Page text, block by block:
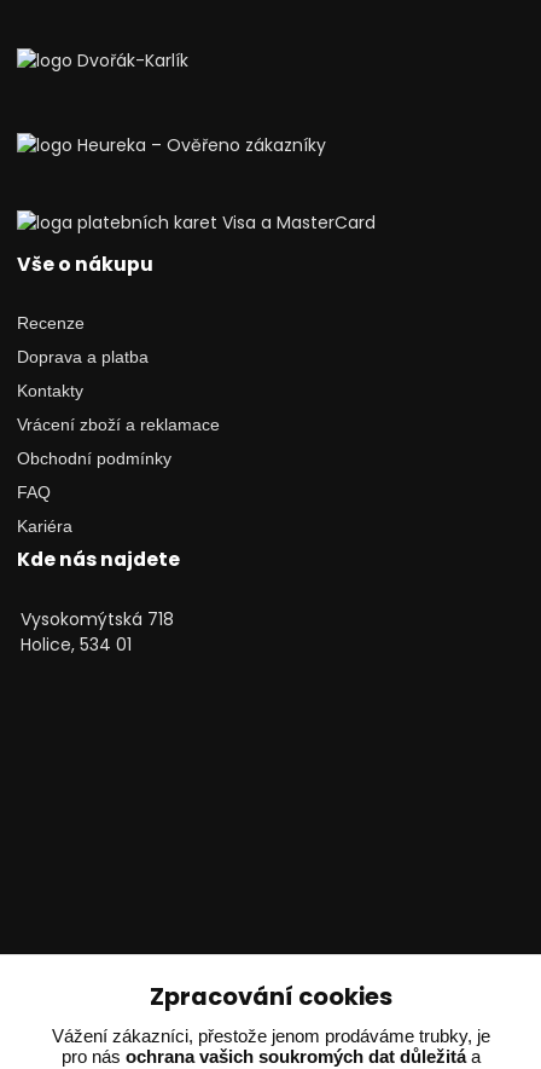
Vše o nákupu
Recenze
Doprava a platba
Kontakty
Vrácení zboží a reklamace
Obchodní podmínky
FAQ
Kariéra
Kde nás najdete
Vysokomýtská 718
Holice, 534 01
Ing. Adam Dvořák
+420 602 234 254
Zpracování cookies
Vážení zákazníci, přestože jenom prodáváme trubky, je
pro nás ochrana vašich soukromých dat důležitáa